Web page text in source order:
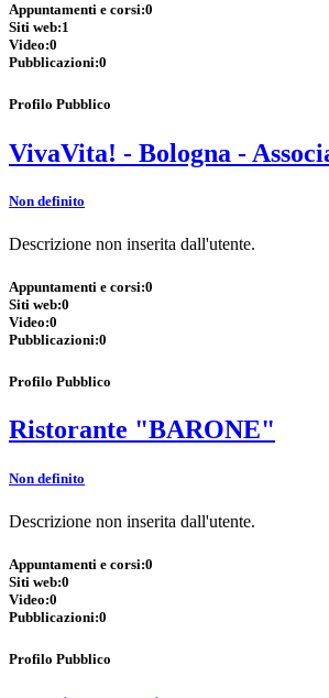
Appuntamenti e corsi:0
Siti web:1
Video:0
Pubblicazioni:0
Profilo Pubblico
VivaVita! - Bologna -
Non definito
Descrizione non inserita dall'utente.
Appuntamenti e corsi:0
Siti web:0
Video:0
Pubblicazioni:0
Profilo Pubblico
Ristorante "BARONE"
Non definito
Descrizione non inserita dall'utente.
Appuntamenti e corsi:0
Siti web:0
Video:0
Pubblicazioni:0
Profilo Pubblico